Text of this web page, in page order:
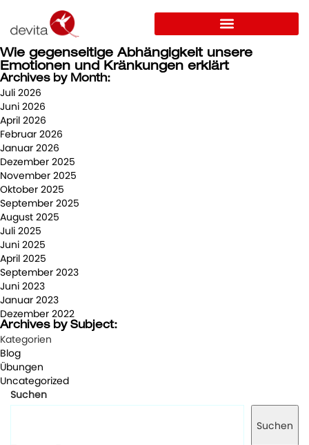
Wie gegenseitige Abhängigkeit unsere
Emotionen und Kränkungen erklärt
Archives by Month:
Juli 2026
Juni 2026
April 2026
Februar 2026
Januar 2026
Dezember 2025
November 2025
Oktober 2025
September 2025
August 2025
Juli 2025
Juni 2025
April 2025
September 2023
Juni 2023
Januar 2023
Dezember 2022
Archives by Subject:
Kategorien
Blog
Übungen
Uncategorized
Suchen
Suchen